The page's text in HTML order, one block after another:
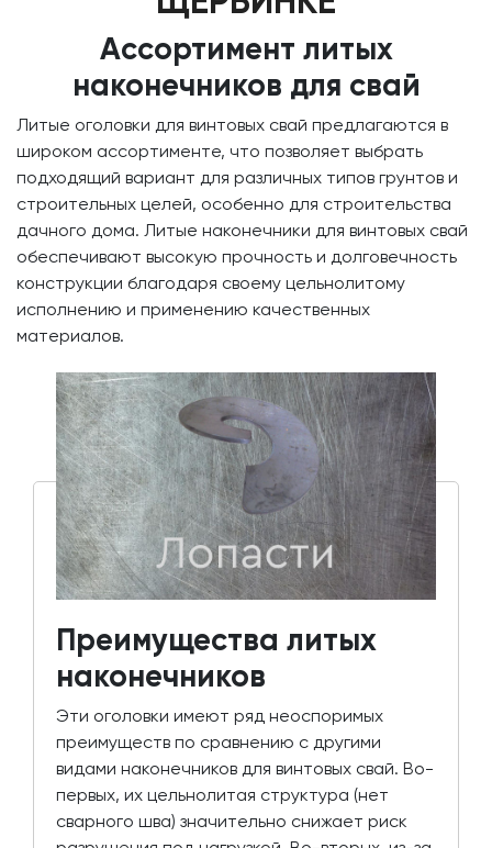
Ассортимент литых
наконечников для свай
Литые оголовки для винтовых свай предлагаются в
широком ассортименте, что позволяет выбрать
подходящий вариант для различных типов грунтов и
строительных целей, особенно для строительства
дачного дома. Литые наконечники для винтовых свай
обеспечивают высокую прочность и долговечность
конструкции благодаря своему цельнолитому
исполнению и применению качественных
материалов.
Преимущества литых
наконечников
Эти оголовки имеют ряд неоспоримых
преимуществ по сравнению с другими
видами наконечников для винтовых свай. Во-
первых, их цельнолитая структура (нет
сварного шва) значительно снижает риск